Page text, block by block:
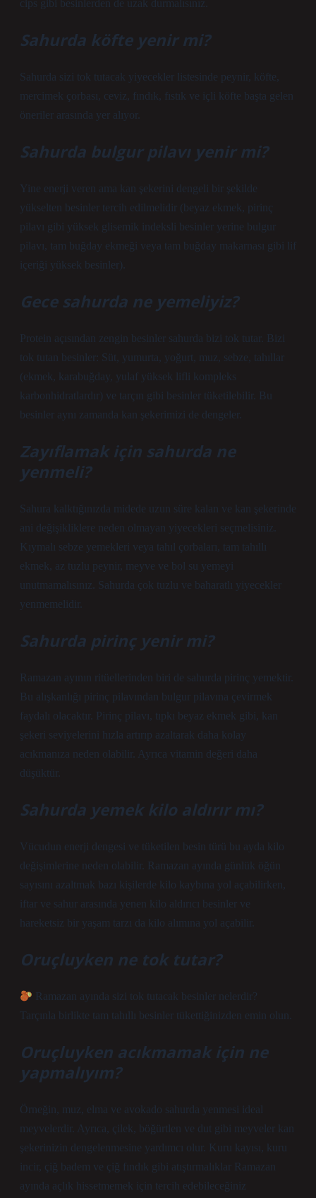
cips gibi besinlerden de uzak durmalısınız.
Sahurda köfte yenir mi?
Sahurda sizi tok tutacak yiyecekler listesinde peynir, köfte,
mercimek çorbası, ceviz, fındık, fıstık ve içli köfte başta gelen
öneriler arasında yer alıyor.
Sahurda bulgur pilavı yenir mi?
Yine enerji veren ama kan şekerini dengeli bir şekilde
yükselten besinler tercih edilmelidir (beyaz ekmek, pirinç
pilavı gibi yüksek glisemik indeksli besinler yerine bulgur
pilavı, tam buğday ekmeği veya tam buğday makarnası gibi lif
içeriği yüksek besinler).
Gece sahurda ne yemeliyiz?
Protein açısından zengin besinler sahurda bizi tok tutar. Bizi
tok tutan besinler: Süt, yumurta, yoğurt, muz, sebze, tahıllar
(ekmek, karabuğday, yulaf yüksek lifli kompleks
karbonhidratlardır) ve tarçın gibi besinler tüketilebilir. Bu
besinler aynı zamanda kan şekerimizi de dengeler.
Zayıflamak için sahurda ne
yenmeli?
Sahura kalktığınızda midede uzun süre kalan ve kan şekerinde
ani değişikliklere neden olmayan yiyecekleri seçmelisiniz.
Kıymalı sebze yemekleri veya tahıl çorbaları, tam tahıllı
ekmek, az tuzlu peynir, meyve ve bol su yemeyi
unutmamalısınız. Sahurda çok tuzlu ve baharatlı yiyecekler
yenmemelidir.
Sahurda pirinç yenir mi?
Ramazan ayının ritüellerinden biri de sahurda pirinç yemektir.
Bu alışkanlığı pirinç pilavından bulgur pilavına çevirmek
faydalı olacaktır. Pirinç pilavı, tıpkı beyaz ekmek gibi, kan
şekeri seviyelerini hızla artırıp azaltarak daha kolay
acıkmanıza neden olabilir. Ayrıca vitamin değeri daha
düşüktür.
Sahurda yemek kilo aldırır mı?
Vücudun enerji dengesi ve tüketilen besin türü bu ayda kilo
değişimlerine neden olabilir. Ramazan ayında günlük öğün
sayısını azaltmak bazı kişilerde kilo kaybına yol açabilirken,
iftar ve sahur arasında yenen kilo aldırıcı besinler ve
hareketsiz bir yaşam tarzı da kilo alımına yol açabilir.
Oruçluyken ne tok tutar?
Ramazan ayında sizi tok tutacak besinler nelerdir?
Tarçınla birlikte tam tahıllı besinler tükettiğinizden emin olun.
Oruçluyken acıkmamak için ne
yapmalıyım?
Örneğin, muz, elma ve avokado sahurda yenmesi ideal
meyvelerdir. Ayrıca, çilek, böğürtlen ve dut gibi meyveler kan
şekerinizin dengelenmesine yardımcı olur. Kuru kayısı, kuru
incir, çiğ badem ve çiğ fındık gibi atıştırmalıklar Ramazan
ayında açlık hissetmemek için tercih edebileceğiniz